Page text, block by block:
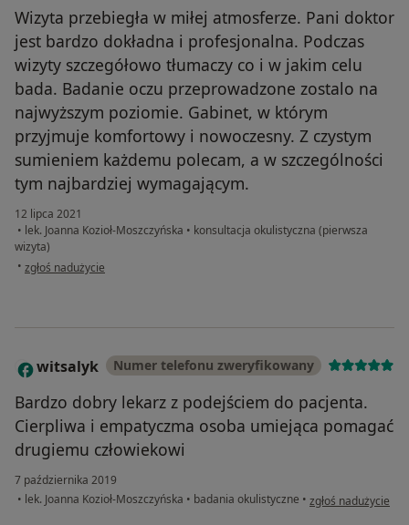
Wizyta przebiegła w miłej atmosferze. Pani doktor
jest bardzo dokładna i profesjonalna. Podczas
wizyty szczegółowo tłumaczy co i w jakim celu
bada. Badanie oczu przeprowadzone zostalo na
najwyższym poziomie. Gabinet, w którym
przyjmuje komfortowy i nowoczesny. Z czystym
sumieniem każdemu polecam, a w szczególności
tym najbardziej wymagającym.
12 lipca 2021
• lek. Joanna Kozioł-Moszczyńska • konsultacja okulistyczna (pierwsza
wizyta)
• w opinii użytkownika M. D
zgłoś nadużycie
W witsalyk Numer telefonu zweryfikowany
Bardzo dobry lekarz z podejściem do pacjenta.
Cierpliwa i empatyczma osoba umiejąca pomagać
drugiemu człowiekowi
7 października 2019
• lek. Joanna Kozioł-Moszczyńska • badania okulistyczne • w opinii
zgłoś nadużycie